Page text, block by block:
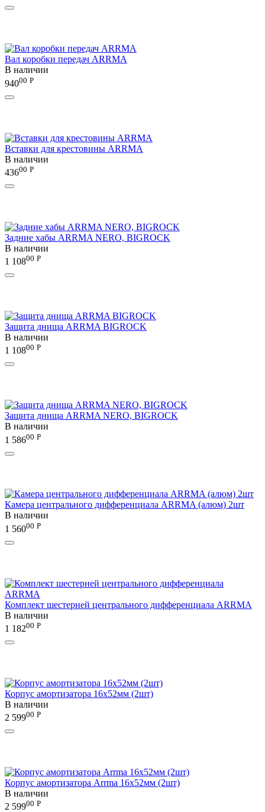
Вал коробки передач ARRMA
В наличии
94000 Р
Вставки для крестовины ARRMA
В наличии
43600 Р
Задние хабы ARRMA NERO, BIGROCK
В наличии
1 10800 Р
Защита днища ARRMA BIGROCK
В наличии
1 10800 Р
Защита днища ARRMA NERO, BIGROCK
В наличии
1 58600 Р
Камера центрального дифференциала ARRMA (алюм) 2шт
В наличии
1 56000 Р
Комплект шестерней центрального дифференциала ARRMA
В наличии
1 18200 Р
Корпус амортизатора 16х52мм (2шт)
В наличии
2 59900 Р
Корпус амортизатора Arrma 16x52мм (2шт)
В наличии
2 59900 Р